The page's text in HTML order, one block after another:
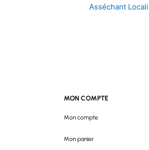
Asséchant
MON COMPTE
Mon compte
Mon panier